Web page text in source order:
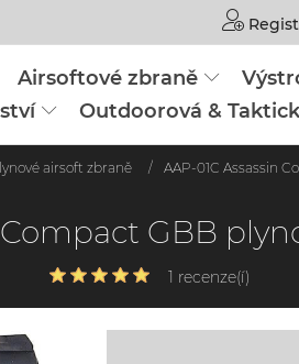
Airsoftové zbraně
Outdoorová &
airsoft zbraně / AAP-01C Assassin
Compact GBB
1 recenze(í)